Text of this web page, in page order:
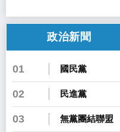
政治新聞
01 國民黨
02 民進黨
03 無黨團結聯盟